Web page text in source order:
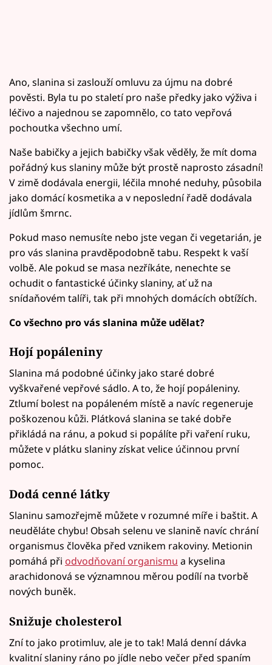
Ano, slanina si zaslouží omluvu za újmu na dobré
pověsti. Byla tu po staletí pro naše předky jako výživa i
léčivo a najednou se zapomnělo, co tato vepřová
pochoutka všechno umí.
Naše babičky a jejich babičky však věděly, že mít doma
pořádný kus slaniny může být prostě naprosto zásadní!
V zimě dodávala energii, léčila mnohé neduhy, působila
jako domácí kosmetika a v neposlední řadě dodávala
jídlům šmrnc.
Pokud maso nemusíte nebo jste vegan či vegetarián, je
pro vás slanina pravděpodobně tabu. Respekt k vaší
volbě. Ale pokud se masa nezříkáte, nenechte se
ochudit o fantastické účinky slaniny, ať už na
snídaňovém talíři, tak při mnohých domácích obtížích.
Co všechno pro vás slanina může udělat?
Hojí popáleniny
Slanina má podobné účinky jako staré dobré
vyškvařené vepřové sádlo. A to, že hojí popáleniny.
Ztlumí bolest na popáleném místě a navíc regeneruje
poškozenou kůži. Plátková slanina se také dobře
přikládá na ránu, a pokud si popálíte při vaření ruku,
můžete v plátku slaniny získat velice účinnou první
pomoc.
Dodá cenné látky
Slaninu samozřejmě můžete v rozumné míře i baštit. A
neuděláte chybu! Obsah selenu ve slanině navíc chrání
organismus člověka před vznikem rakoviny. Metionin
pomáhá při odvodňovaní organismu a kyselina
arachidonová se významnou měrou podílí na tvorbě
nových buněk.
Snižuje cholesterol
Zní to jako protimluv, ale je to tak! Malá denní dávka
kvalitní slaniny ráno po jídle nebo večer před spaním